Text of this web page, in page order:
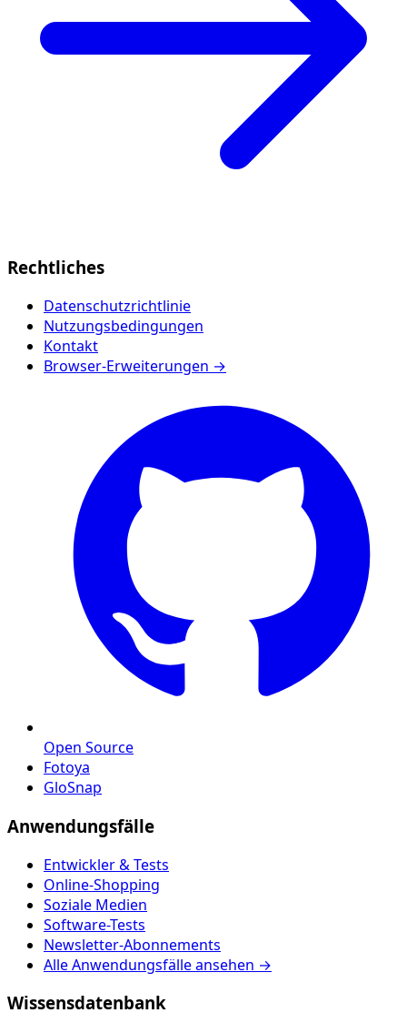
Rechtliches
Datenschutzrichtlinie
Nutzungsbedingungen
Kontakt
Browser-Erweiterungen →
Open Source
Fotoya
GloSnap
Anwendungsfälle
Entwickler & Tests
Online-Shopping
Soziale Medien
Software-Tests
Newsletter-Abonnements
Alle Anwendungsfälle ansehen →
Wissensdatenbank